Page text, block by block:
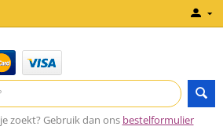
zoekt? Gebruik dan ons bestelformulier